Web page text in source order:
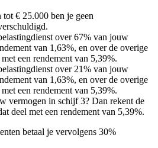
€ 25.000 ben je geen
over 67% van jouw
van 1,63%, en over de overige
een rendement van 5,39%.
over 21% van jouw
van 1,63%, en over de overige
een rendement van 5,39%.
vermogen in schijf 3? Dan rekent de
deel met een rendement van 5,39%.
betaal je vervolgens 30%